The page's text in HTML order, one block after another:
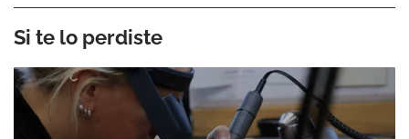
Si te lo perdiste